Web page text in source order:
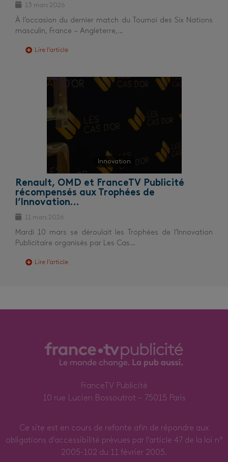
13 mars 2026
À l’occasion du dernier match du Tournoi des Six Nations
masculin, France – Angleterre,…
Lire l’article
Innovation
Renault, OMD et FranceTV Publicité
récompensés aux Trophées de
l’Innovation…
11 mars 2026
Mardi 10 mars se déroulait les Trophées de l’Innovation
Publicitaire organisés par Les Cas…
Lire l’article
FranceTV Publicité
10 rue Lucien Bossoutrot – 75015 Paris
Ce site est en cours de refonte afin de répondre aux
obligations d’accessibilité prévues par l’article 47 de la loi n°
2005-102 du 11 février 2005.